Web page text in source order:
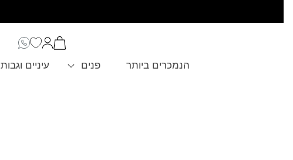
הנמכרים ביותר פנים עיניים וגבות
כניסה
סל
הקניות